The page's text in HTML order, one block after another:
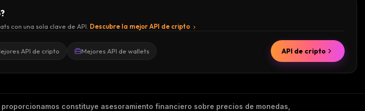
con una sola clave de API. Descubre la mejor API de cripto
API de cripto Mejores API de wallets API de cripto
constituye asesoramiento financiero sobre precios de monedas,